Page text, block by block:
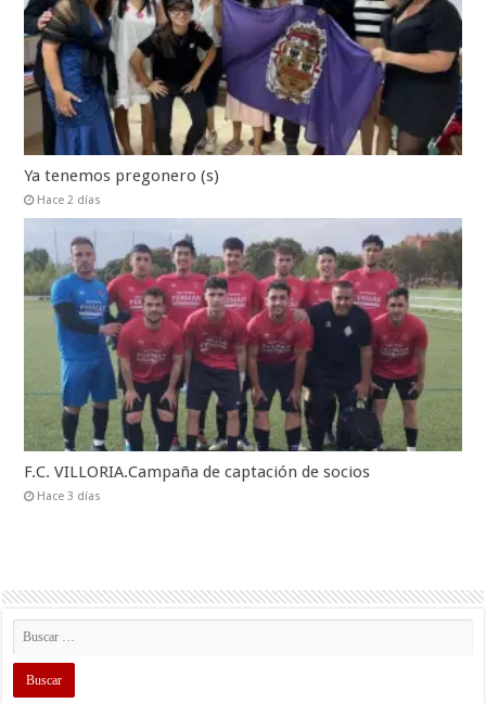
Ya tenemos pregonero (s)
Hace 2 días
F.C. VILLORIA.Campaña de captación de socios
Hace 3 días